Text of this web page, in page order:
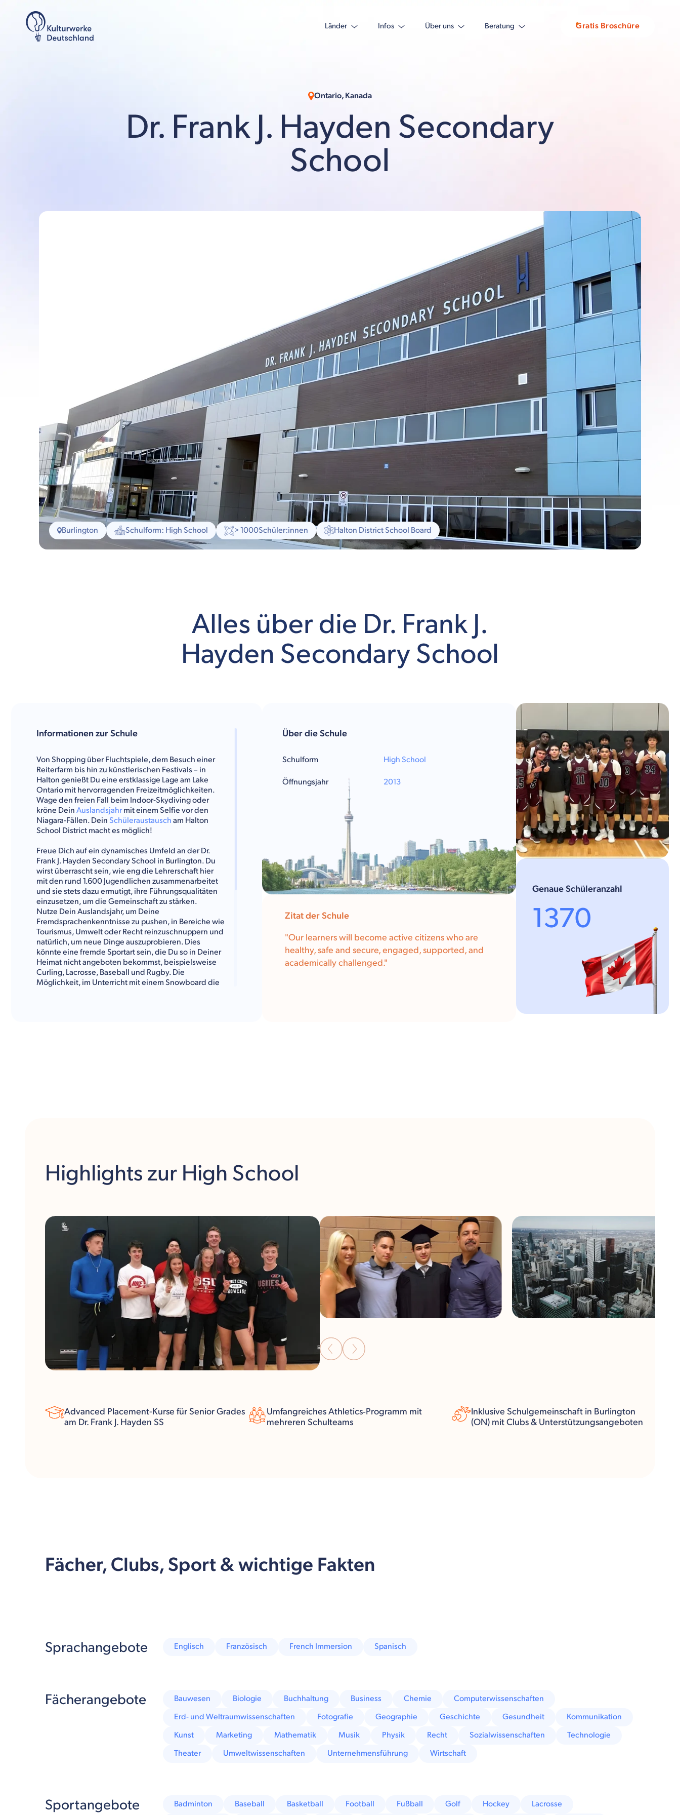
Länder Infos Über uns Beratung Gratis Broschüre
Ontario, Kanada
Dr. Frank J. Hayden Secondary
School
Burlington Schulform: High School > 1000Schüler:innen Halton District School Board
Alles über die Dr. Frank J.
Hayden Secondary School
Informationen zur Schule
Von Shopping über Fluchtspiele, dem Besuch einer
Reiterfarm bis hin zu künstlerischen Festivals – in
Halton genießt Du eine erstklassige Lage am Lake
Ontario mit hervorragenden Freizeitmöglichkeiten.
Wage den freien Fall beim Indoor-Skydiving oder
kröne Dein Auslandsjahrmit einem Selfie vor den
Niagara-Fällen. Dein Schüleraustausch am Halton
School District macht es möglich!
Freue Dich auf ein dynamisches Umfeld an der Dr.
Frank J. Hayden Secondary School in Burlington. Du
wirst überrascht sein, wie eng die Lehrerschaft hier
mit den rund 1.600 Jugendlichen zusammenarbeitet
und sie stets dazu ermutigt, ihre Führungsqualitäten
einzusetzen, um die Gemeinschaft zu stärken.
Nutze Dein Auslandsjahr, um Deine
Fremdsprachenkenntnisse zu pushen, in Bereiche wie
Tourismus, Umwelt oder Recht reinzuschnuppern und
natürlich, um neue Dinge auszuprobieren. Dies
könnte eine fremde Sportart sein, die Du so in Deiner
Heimat nicht angeboten bekommst, beispielsweise
Curling, Lacrosse, Baseball und Rugby. Die
Möglichkeit, im Unterricht mit einem Snowboard die
Über die Schule
Schulform
Öffnungsjahr
High School
2013
Zitat der Schule
"Our learners will become active citizens who are
healthy, safe and secure, engaged, supported, and
academically challenged."
Genaue Schüleranzahl
1370
Highlights zur High School
Advanced Placement-Kurse für Senior Grades
am Dr. Frank J. Hayden SS
Umfangreiches Athletics‑Programm mit
mehreren Schulteams
Inklusive Schulgemeinschaft in Burlington
(ON) mit Clubs & Unterstützungsangeboten
Fächer, Clubs, Sport & wichtige Fakten
Sprachangebote Englisch Französisch French Immersion Spanisch
Fächerangebote Bauwesen Biologie Buchhaltung Business Chemie
Computerwissenschaften
Erd- und Weltraumwissenschaften
Fotografie Geographie Geschichte Gesundheit
Kommunikation
Kunst
Marketing Mathematik Musik Physik Recht Sozialwissenschaften
Technologie
Theater
Umweltwissenschaften Unternehmensführung Wirtschaft
Sportangebote Badminton Baseball Basketball Football Fußball Golf Hockey Lacrosse